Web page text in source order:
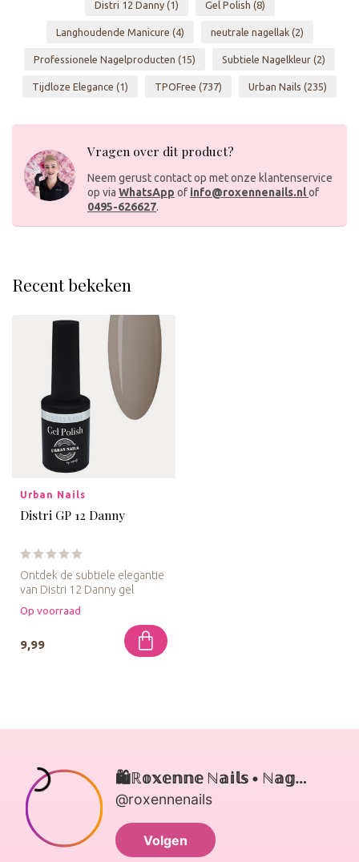
Distri 12 Danny (1) Gel Polish (8)
Langhoudende Manicure (4) neutrale nagellak (2)
Professionele Nagelproducten (15) Subtiele Nagelkleur (2)
Tijdloze Elegance (1) TPOFree (737) Urban Nails (235)
Vragen over dit product?
Neem gerust contact op met onze klantenservice
op via WhatsApp of info@roxennenails.nlof
0495-626627.
Recent bekeken
Urban Nails
Distri GP 12 Danny
Ontdek de subtiele elegantie
van Distri 12 Danny gel
polish. Deze verfijnde tint...
Op voorraad
9,99